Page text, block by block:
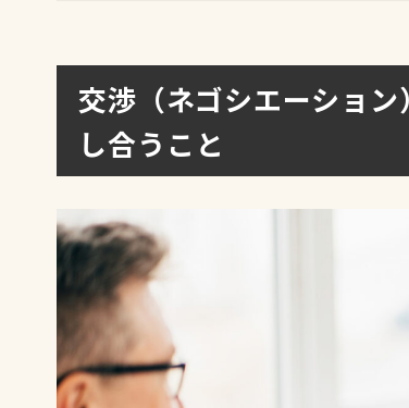
交渉（ネゴシエーショ
し合うこと